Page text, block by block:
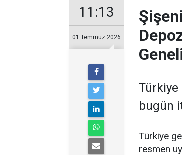
11:13
01 Temmuz 2026
Türkiye
bugün
Türkiye
resmen